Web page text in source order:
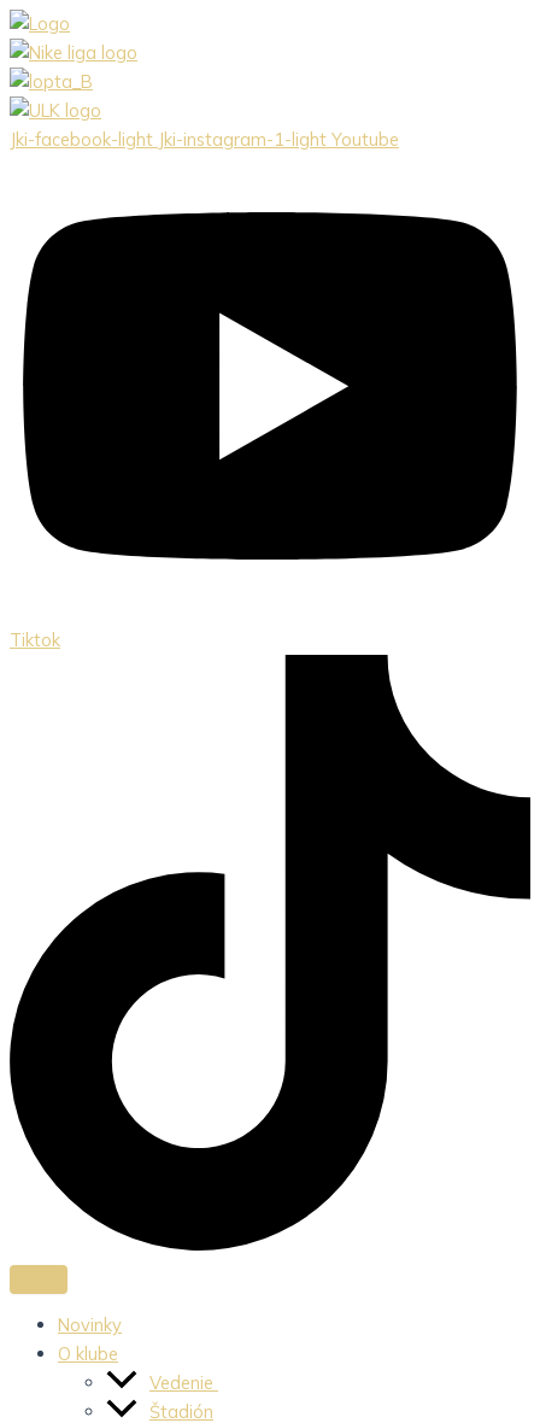
Preskočiť
na
obsah
Jki-facebook-light Jki-instagram-1-light Youtube
Tiktok
Novinky
O klube
Vedenie
Štadión